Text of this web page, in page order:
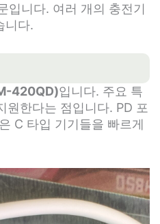
입니다. 여러 개의 충전기
니다.
420QD)입니다. 주요 특
한다는 점입니다. PD 포
C 타입 기기들을 빠르게